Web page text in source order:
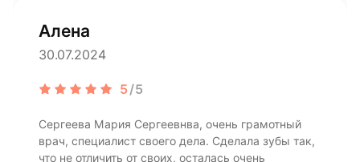
Алена
30.07.2024
5/5
Сергеева Мария Сергеевнва, очень грамотный
врач, специалист своего дела. Сделала зубы так,
что не отличить от своих, осталась очень